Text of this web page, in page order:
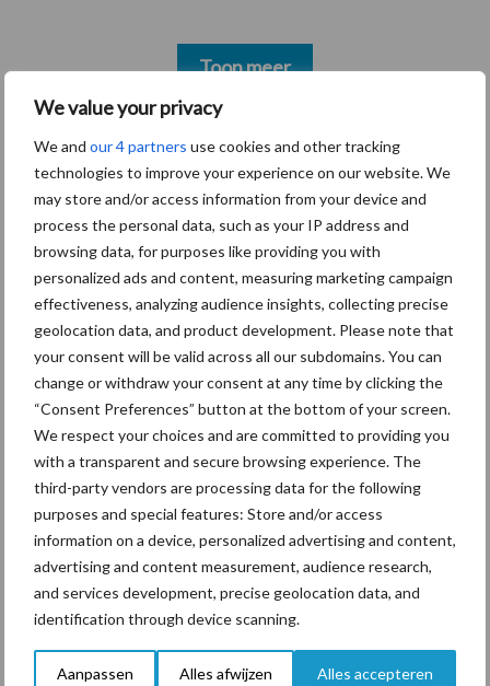
We value your privacy
We and our 4 partners use cookies and other tracking
technologies to improve your experience on our website. We
may store and/or access information from your device and
process the personal data, such as your IP address and
browsing data, for purposes like providing you with
personalized ads and content, measuring marketing campaign
effectiveness, analyzing audience insights, collecting precise
geolocation data, and product development. Please note that
your consent will be valid across all our subdomains. You can
change or withdraw your consent at any time by clicking the
“Consent Preferences” button at the bottom of your screen.
We respect your choices and are committed to providing you
with a transparent and secure browsing experience. The
third-party vendors are processing data for the following
purposes and special features: Store and/or access
information on a device, personalized advertising and content,
advertising and content measurement, audience research,
and services development, precise geolocation data, and
identification through device scanning.
Aanpassen Alles afwijzen Alles accepteren
Primaire
Sidebar
Recent nieuws Partner nieuws
7 aug
Grondstoffenmarkt blijft grillig:
droogte en geopolitiek houden
handel in de greep
De speenhuid: een vaak
onderschatte risicofactor voor
mastitis
ForFarmers ziet volume en
marktaandeel groeien in krimpende
Nederlandse markt
6 aug
Tien praktische tips voor een
langere levensduur
5 aug
“Vraag naar praktische
Toon meer